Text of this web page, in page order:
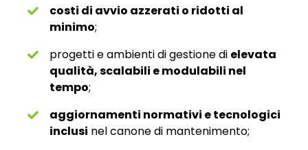
costi di avvio azzerati o ridotti al
minimo;
progetti e ambienti di gestione di elevata
qualità, scalabili e modulabili nel
tempo;
aggiornamenti normativi e tecnologici
inclusi nel canone di mantenimento;